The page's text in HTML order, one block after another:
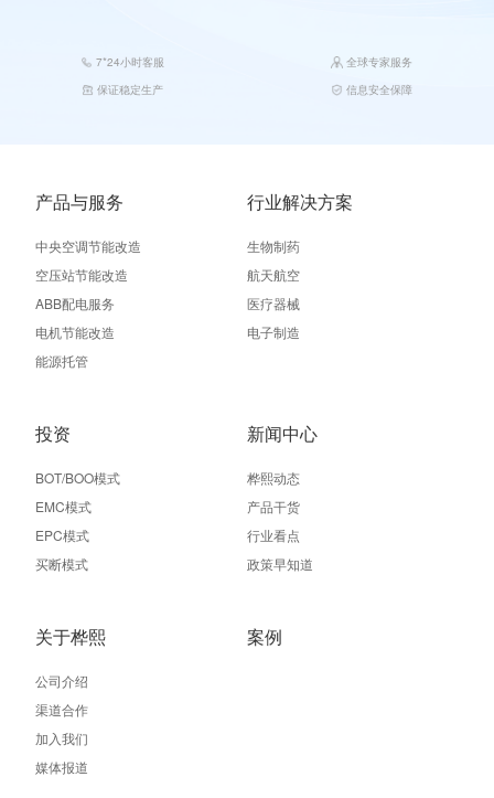
7*24小时客服
全球专家服务
保证稳定生产
信息安全保障
产品与服务
中央空调节能改造
空压站节能改造
ABB配电服务
电机节能改造
能源托管
行业解决方案
生物制药
航天航空
医疗器械
电子制造
投资
BOT/BOO模式
EMC模式
EPC模式
买断模式
新闻中心
桦熙动态
产品干货
行业看点
政策早知道
关于桦熙
公司介绍
渠道合作
加入我们
媒体报道
案例